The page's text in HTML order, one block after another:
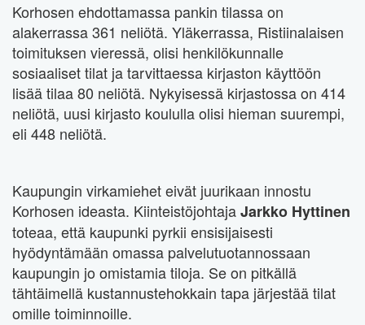
Korhosen ehdottamassa pankin tilassa on
alakerrassa 361 neliötä. Yläkerrassa, Ristiinalaisen
toimituksen vieressä, olisi henkilökunnalle
sosiaaliset tilat ja tarvittaessa kirjaston käyttöön
lisää tilaa 80 neliötä. Nykyisessä kirjastossa on 414
neliötä, uusi kirjasto koululla olisi hieman suurempi,
eli 448 neliötä.
Kaupungin virkamiehet eivät juurikaan innostu
Korhosen ideasta. KiinteistöjohtajaJarkko Hyttinen
toteaa, että kaupunki pyrkii ensisijaisesti
hyödyntämään omassa palvelutuotannossaan
kaupungin jo omistamia tiloja. Se on pitkällä
tähtäimellä kustannustehokkain tapa järjestää tilat
omille toiminnoille.